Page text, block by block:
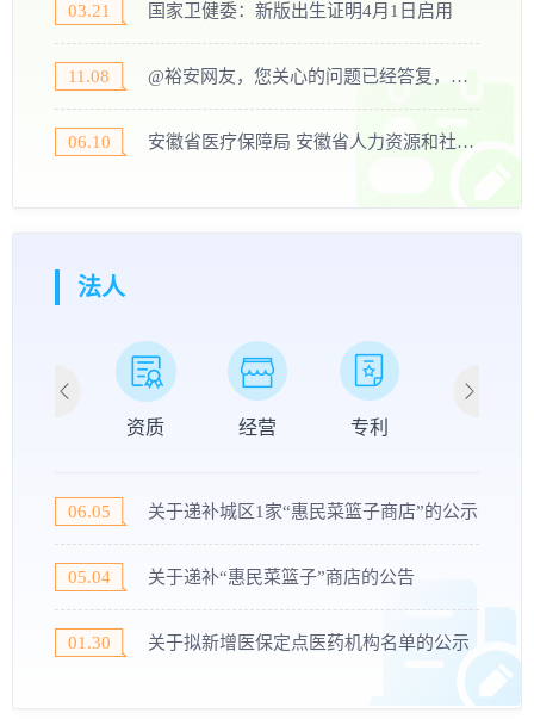
03.21 国家卫健委：新版出生证明4月1日启用
11.08 @裕安网友，您关心的问题已经答复，请查收
06.10 安徽省医疗保障局 安徽省人力资源和社会保障厅 关于做好我省基本医疗保险、工伤保险和生育保险药品目录 原省级增补乙类药品2022年消化工作的通知 （皖医保秘〔2022〕36号）
法人
资质 经营 专利
06.05 关于递补城区1家“惠民菜篮子商店”的公示
05.04 关于递补“惠民菜篮子”商店的公告
01.30 关于拟新增医保定点医药机构名单的公示